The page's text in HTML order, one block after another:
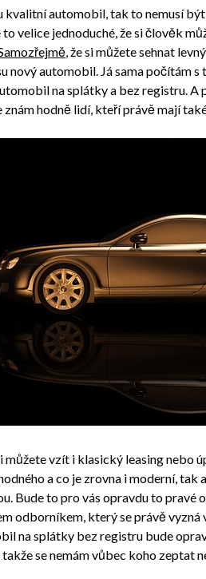
kvalitní automobil, tak to nemusí
to velice jednoduché, že si člověk
, že si můžete sehnat
nový automobil. Já sama počítám
na splátky a bez registru.
hodně lidí, kteří právě mají
můžete vzít i klasický leasing nebo
a co je zrovna i moderní,
Bude to pro vás opravdu to pravé
odborníkem, který se právě
na splátky bez registru bude
se nemám vůbec koho zeptat